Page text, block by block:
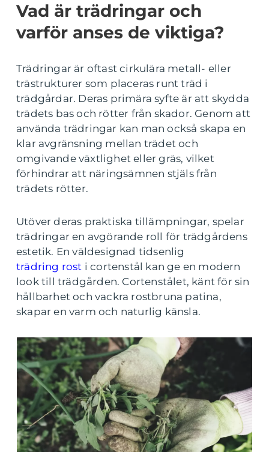
Vad är trädringar och
varför anses de viktiga?
Trädringar är oftast cirkulära metall- eller
trästrukturer som placeras runt träd i
trädgårdar. Deras primära syfte är att skydda
trädets bas och rötter från skador. Genom att
använda trädringar kan man också skapa en
klar avgränsning mellan trädet och
omgivande växtlighet eller gräs, vilket
förhindrar att näringsämnen stjäls från
trädets rötter.
Utöver deras praktiska tillämpningar, spelar
trädringar en avgörande roll för trädgårdens
estetik. En väldesignad tidsenlig
trädring rost i cortenstål kan ge en modern
look till trädgården. Cortenstålet, känt för sin
hållbarhet och vackra rostbruna patina,
skapar en varm och naturlig känsla.